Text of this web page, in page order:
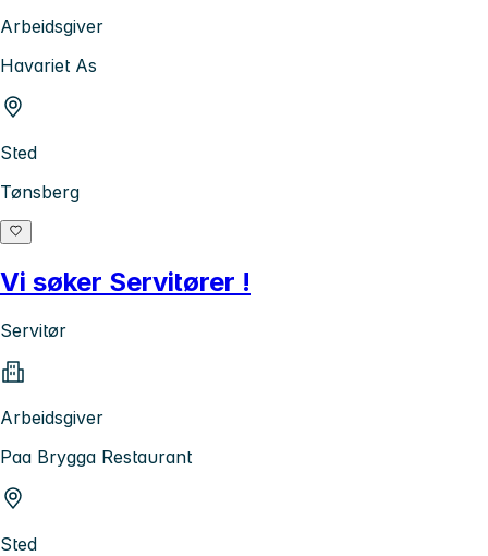
Arbeidsgiver
Havariet As
Sted
Tønsberg
Vi søker Servitører !
Servitør
Arbeidsgiver
Paa Brygga Restaurant
Sted